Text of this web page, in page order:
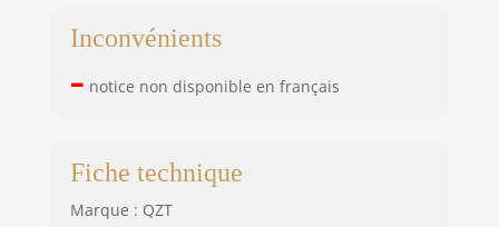
qui peut facilement
Inconvénients
– notice non disponible en français
Fiche technique
Marque : QZT